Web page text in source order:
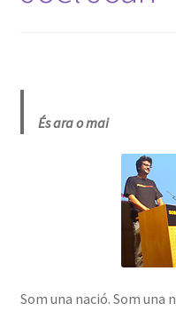
És ara o mai
Som una nació. Som una